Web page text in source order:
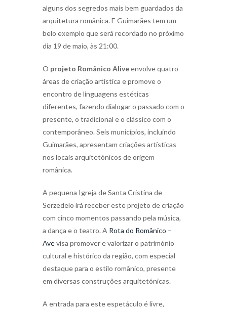
alguns dos segredos mais bem guardados da
arquitetura românica. E Guimarães tem um
belo exemplo que será recordado no próximo
dia 19 de maio, às 21:00.
O projeto Românico Aliveenvolve quatro
áreas de criação artística e promove o
encontro de linguagens estéticas
diferentes, fazendo dialogar o passado com o
presente, o tradicional e o clássico com o
contemporâneo. Seis municípios, incluindo
Guimarães, apresentam criações artísticas
nos locais arquitetónicos de origem
românica.
A pequena Igreja de Santa Cristina de
Serzedelo irá receber este projeto de criação
com cinco momentos passando pela música,
a dança e o teatro. A Rota do Românico –
Avevisa promover e valorizar o património
cultural e histórico da região, com especial
destaque para o estilo românico, presente
em diversas construções arquitetónicas.
A entrada para este espetáculo é livre,